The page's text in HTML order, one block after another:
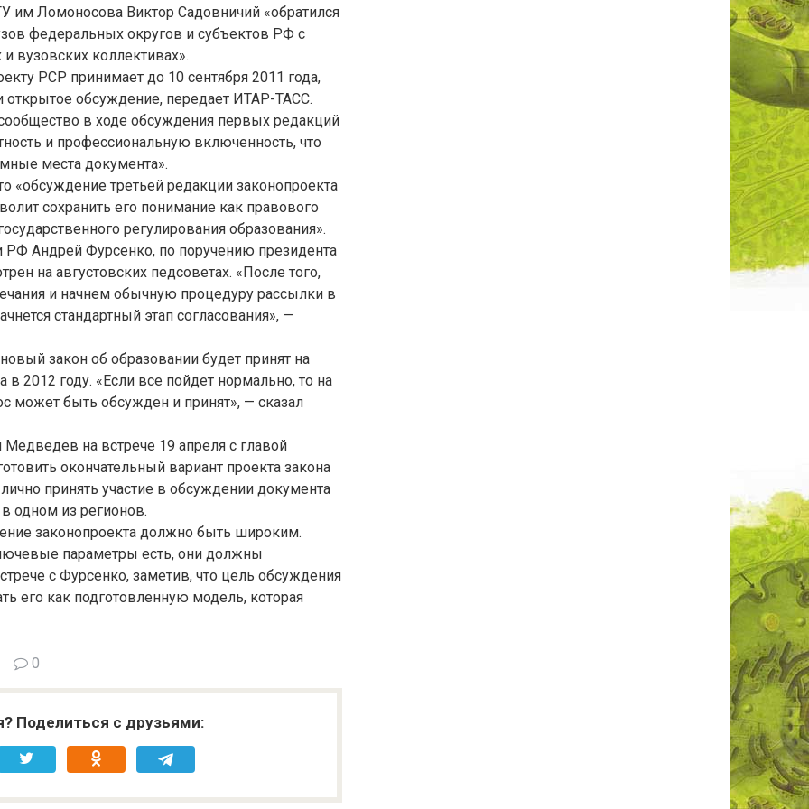
им Ломоносова Виктор Садовничий «обратился
федеральных округов и субъектов РФ с
вузовских коллективах».
РСР принимает до 10 сентября 2011 года,
открытое обсуждение, передает ИТАР-ТАСС.
в ходе обсуждения первых редакций
и профессиональную включенность, что
места документа».
«обсуждение третьей редакции законопроекта
сохранить его понимание как правового
регулирования образования».
РФ Андрей Фурсенко, по поручению президента
на августовских педсоветах. «После того,
и начнем обычную процедуру рассылки в
стандартный этап согласования», —
закон об образовании будет принят на
2012 году. «Если все пойдет нормально, то на
может быть обсужден и принят», — сказал
на встрече 19 апреля с главой
окончательный вариант проекта закона
принять участие в обсуждении документа
одном из регионов.
законопроекта должно быть широким.
параметры есть, они должны
с Фурсенко, заметив, что цель обсуждения
его как подготовленную модель, которая
0
Поделиться с друзьями: